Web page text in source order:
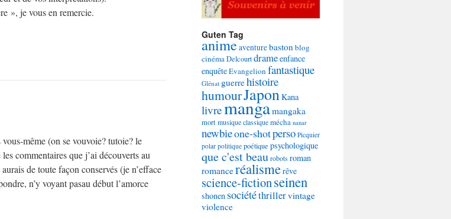
», je vous en remercie.
même (on se vouvoie? tutoie? le
commentaires que j’ai découverts au
de toute façon conservés (je n’efface
n’y voyant pasau début l’amorce
Guten Tag
animeaventurebaston blog
cinémaDelcourtdrameenfance
enquêteEvangelion fantastique
Glénat guerrehistoire
humourJapon Kana
livremangamangaka
mortmusique classiquemécha nanar
newbieone-shotperso Picquier
polar politique poétique psychologique
que c'est beaurobotsroman
romanceréalismerêve
science-fictionseinen
shonen sociététhrillervintage
violence